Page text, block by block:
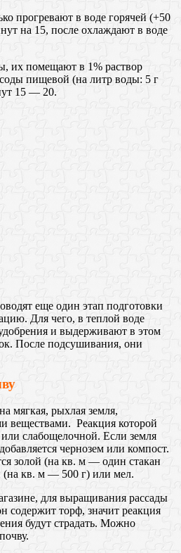
прогревают в воде горячей (+50
на 15, после охлаждают в воде
их помещают в 1% раствор
пищевой (на литр воды: 5 г
15 — 20.
еще один этап подготовки
Для чего, в теплой воде
и выдерживают в этом
После подсушивания, они
мягкая, рыхлая земля,
веществами. Реакция которой
слабощелочной. Если земля
чернозем или компост.
золой (на кв. м — один стакан
(на кв. м — 500 г) или мел.
для выращивания рассады
содержит торф, значит реакция
будут страдать. Можно